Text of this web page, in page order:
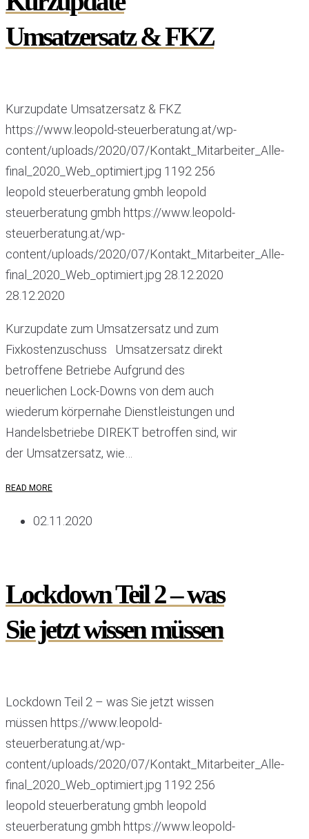
Umsatzersatz & FKZ
Kurzupdate Umsatzersatz & FKZ
https://www.leopold-steuerberatung.at/wp-
content/uploads/2020/07/Kontakt_Mitarbeiter_Alle-
final_2020_Web_optimiert.jpg 1192 256
leopold steuerberatung gmbh leopold
steuerberatung gmbh https://www.leopold-
steuerberatung.at/wp-
content/uploads/2020/07/Kontakt_Mitarbeiter_Alle-
final_2020_Web_optimiert.jpg 28.12.2020
28.12.2020
Kurzupdate zum Umsatzersatz und zum
Fixkostenzuschuss Umsatzersatz direkt
betroffene Betriebe Aufgrund des
neuerlichen Lock-Downs von dem auch
wiederum körpernahe Dienstleistungen und
Handelsbetriebe DIREKT betroffen sind, wir
der Umsatzersatz, wie…
READ MORE
02.11.2020
Lockdown Teil 2 – was
Sie jetzt wissen müssen
Lockdown Teil 2 – was Sie jetzt wissen
müssen https://www.leopold-
steuerberatung.at/wp-
content/uploads/2020/07/Kontakt_Mitarbeiter_Alle-
final_2020_Web_optimiert.jpg 1192 256
leopold steuerberatung gmbh leopold
steuerberatung gmbh https://www.leopold-